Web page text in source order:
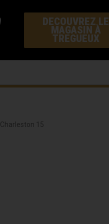
DECOUVREZ LE
MAGASIN À
TREGUEUX
15